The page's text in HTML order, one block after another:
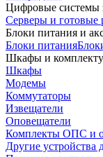
Цифровые системы
Серверы и готовые
Блоки питания и
Блоки питания
Шкафы и
Шкафы
Модемы
Коммутаторы
Извещатели
Оповещатели
Комплекты ОПС и
Другие